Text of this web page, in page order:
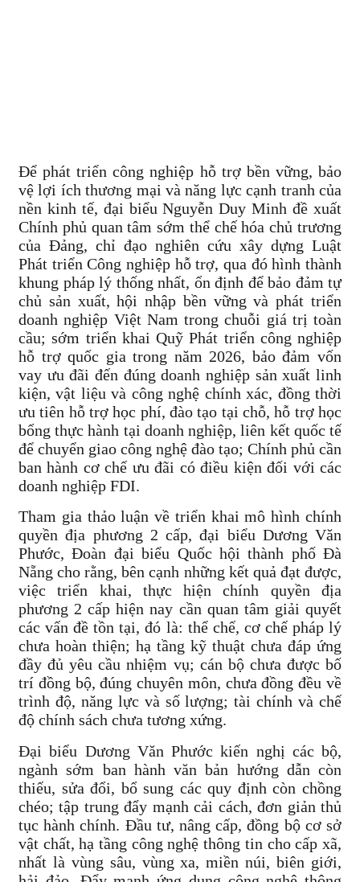
Để phát triển công nghiệp hỗ trợ bền vững, bảo
vệ lợi ích thương mại và năng lực cạnh tranh của
nền kinh tế, đại biểu Nguyễn Duy Minh đề xuất
Chính phủ quan tâm sớm thể chế hóa chủ trương
của Đảng, chỉ đạo nghiên cứu xây dựng Luật
Phát triển Công nghiệp hỗ trợ, qua đó hình thành
khung pháp lý thống nhất, ổn định để bảo đảm tự
chủ sản xuất, hội nhập bền vững và phát triển
doanh nghiệp Việt Nam trong chuỗi giá trị toàn
cầu; sớm triển khai Quỹ Phát triển công nghiệp
hỗ trợ quốc gia trong năm 2026, bảo đảm vốn
vay ưu đãi đến đúng doanh nghiệp sản xuất linh
kiện, vật liệu và công nghệ chính xác, đồng thời
ưu tiên hỗ trợ học phí, đào tạo tại chỗ, hỗ trợ học
bổng thực hành tại doanh nghiệp, liên kết quốc tế
để chuyển giao công nghệ đào tạo; Chính phủ cần
ban hành cơ chế ưu đãi có điều kiện đối với các
doanh nghiệp FDI.
Tham gia thảo luận về triển khai mô hình chính
quyền địa phương 2 cấp, đại biểu Dương Văn
Phước, Đoàn đại biểu Quốc hội thành phố Đà
Nẵng cho rằng, bên cạnh những kết quả đạt được,
việc triển khai, thực hiện chính quyền địa
phương 2 cấp hiện nay cần quan tâm giải quyết
các vấn đề tồn tại, đó là: thể chế, cơ chế pháp lý
chưa hoàn thiện; hạ tầng kỹ thuật chưa đáp ứng
đầy đủ yêu cầu nhiệm vụ; cán bộ chưa được bố
trí đồng bộ, đúng chuyên môn, chưa đồng đều về
trình độ, năng lực và số lượng; tài chính và chế
độ chính sách chưa tương xứng.
Đại biểu Dương Văn Phước kiến nghị các bộ,
ngành sớm ban hành văn bản hướng dẫn còn
thiếu, sửa đổi, bổ sung các quy định còn chồng
chéo; tập trung đẩy mạnh cải cách, đơn giản thủ
tục hành chính. Đầu tư, nâng cấp, đồng bộ cơ sở
vật chất, hạ tầng công nghệ thông tin cho cấp xã,
nhất là vùng sâu, vùng xa, miền núi, biên giới,